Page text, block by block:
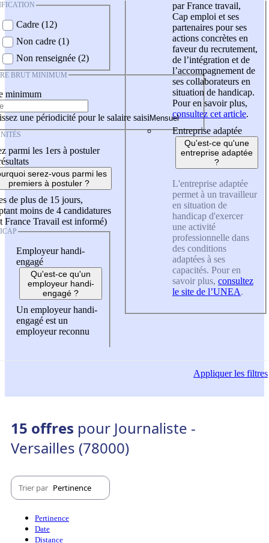
Cadre (12)
Non cadre (1)
Non renseignée (2)
BRUT MINIMUM
minimum
une périodicité pour le salaire saisi
parmi les 1ers à postuler
serez-vous parmi les
premiers à postuler ?
de plus de 15 jours,
moins de 4 candidatures
France Travail est informé)
Employeur handi-
engagé
Qu'est-ce qu'un
employeur handi-
engagé ?
Un employeur handi-
engagé est un
employeur reconnu
par France travail,
Cap emploi et ses
partenaires pour ses
actions concrètes en
faveur du recrutement,
de l’intégration et de
l’accompagnement de
ses collaborateurs en
situation de handicap.
Pour en savoir plus,
consultez cet article.
Entreprise adaptée
Qu'est-ce qu'une
entreprise adaptée
?
L'entreprise adaptée
permet à un travailleur
en situation de
handicap d'exercer
une activité
professionnelle dans
des conditions
adaptées à ses
capacités. Pour en
savoir plus, consultez
le site de l’UNEA.
Appliquerles filtres
15 offres pour Journaliste -
Versailles (78000)
Trier par Pertinence
Pertinence
Date
Distance